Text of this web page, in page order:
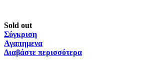
Sold out
Σύγκριση
Αγαπημενα
Διαβάστε περισσότερα